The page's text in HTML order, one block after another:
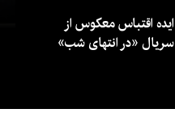
ایده اقتباس معکوس از
سریال «در انتهای شب»